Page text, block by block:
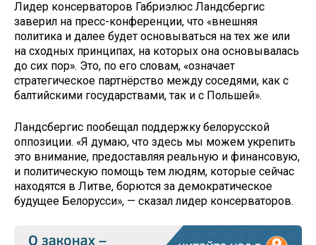
Лидер консерваторов Габриэлюс Ландсбергис
заверил на пресс-конференции, что «внешняя
политика и далее будет основываться на тех же или
на сходных принципах, на которых она основывалась
до сих пор». Это, по его словам, «означает
стратегическое партнёрство между соседями, как с
балтийскими государствами, так и с Польшей».
Ландсбергис пообещал поддержку белорусской
оппозиции. «Я думаю, что здесь мы можем укрепить
это внимание, предоставляя реальную и финансовую,
и политическую помощь тем людям, которые сейчас
находятся в Литве, борются за демократическое
будущее Белорусси», — сказал лидер консерваторов.